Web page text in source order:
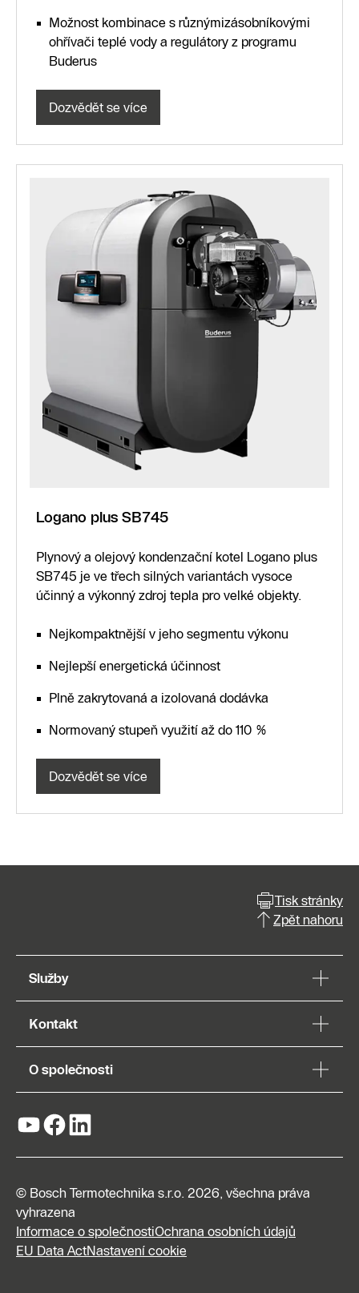
Možnost kombinace s různýmizásobníkovými
ohřívači teplé vody a regulátory z programu
Buderus
Dozvědět se více
Logano plus SB745
Plynový a olejový kondenzační kotel Logano plus
SB745 je ve třech silných variantách vysoce
účinný a výkonný zdroj tepla pro velké objekty.
Nejkompaktnější v jeho segmentu výkonu
Nejlepší energetická účinnost
Plně zakrytovaná a izolovaná dodávka
Normovaný stupeň využití až do 110 %
Dozvědět se více
Tisk stránky
Zpět nahoru
Služby
Kontakt
O společnosti
© Bosch Termotechnika s.r.o. 2026, všechna práva
vyhrazena
Informace o společnostiOchrana osobních údajů
EU Data ActNastavení cookie